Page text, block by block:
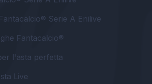
Serie A Enilive
Fantacalcio®
l'asta perfetta
Live